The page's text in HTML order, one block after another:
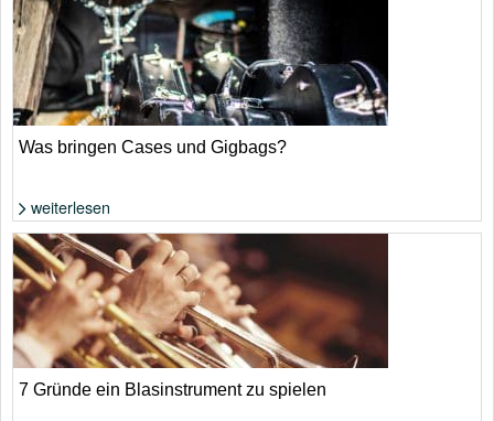
Foto: Shutterstock von Michael Repenning
Was bringen Cases und Gigbags?
weiterlesen
7 Gründe ein Blasinstrument zu spielen